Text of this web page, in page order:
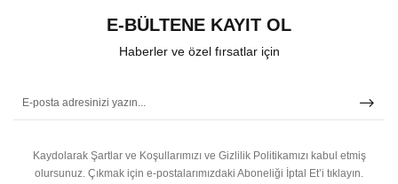
E-BÜLTENE KAYIT OL
Haberler ve özel fırsatlar için
Kaydolarak Şartlar ve Koşullarımızı ve Gizlilik Politikamızı kabul etmiş
olursunuz. Çıkmak için e-postalarımızdaki Aboneliği İptal Et’i tıklayın.